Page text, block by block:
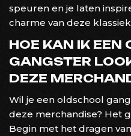
speuren en je laten
charme van deze
HOE KAN IK EEN
GANGSTER
DEZE
Wil je een oldschool
deze merchandise? Het
Begin met het dragen